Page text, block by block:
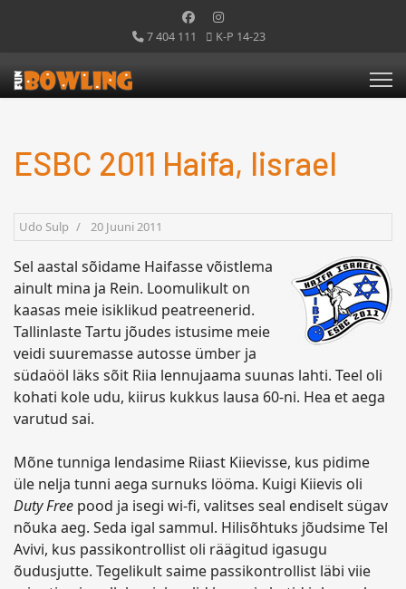
7 404 111 K-P 14-23
ESBC 2011 Haifa, Iisrael
Udo Sulp 20 Juuni 2011
Sel aastal sõidame Haifasse võistlema
ainult mina ja Rein. Loomulikult on
kaasas meie isiklikud peatreenerid.
Tallinlaste Tartu jõudes istusime meie
veidi suuremasse autosse ümber ja
südaööl läks sõit Riia lennujaama suunas lahti. Teel oli
kohati kole udu, kiirus kukkus lausa 60-ni. Hea et aega
varutud sai.
Mõne tunniga lendasime Riiast Kiievisse, kus pidime
üle nelja tunni aega surnuks lööma. Kuigi Kiievis oli
Duty Free pood ja isegi wi-fi, valitses seal endiselt sügav
nõuka aeg. Seda igal sammul. Hilisõhtuks jõudsime Tel
Avivi, kus passikontrollist oli räägitud igasugu
õudusjutte. Tegelikult saime passikontrollist läbi viie